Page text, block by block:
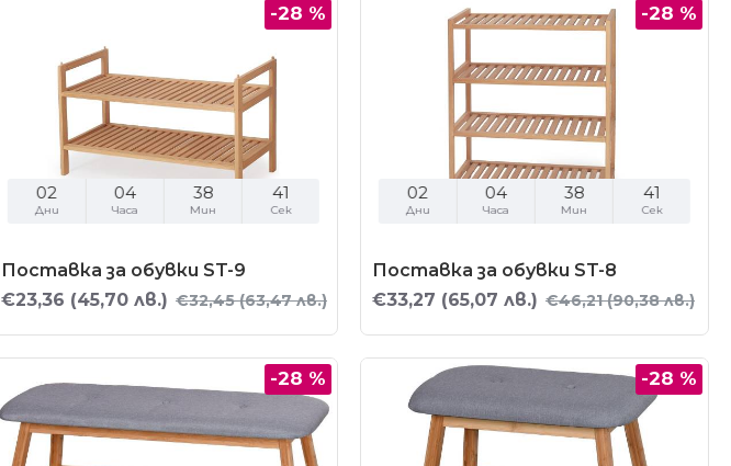
-28 %
02
Дни
04
Часа
38
Мин
40
Сек
Поставка за обувки ST-9
€23,36 (45,70 лв.) €32,45(63,47 лв.)
-28 %
02
Дни
04
Часа
38
Мин
40
Сек
Поставка за обувки ST-8
€33,27 (65,07 лв.) €46,21(90,38 лв.)
-28 % -28 %